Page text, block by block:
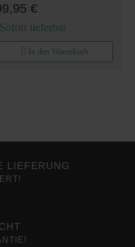
Gussmarmor Rechteckig
Waschplatz 1
Colossum19
€
Sofort lieferbar
In den Warenkorb
LIEFERUNG